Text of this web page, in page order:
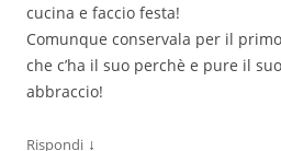
cucina e faccio festa!
Comunque conservala per il
che c’ha il suo perchè e pure il
abbraccio!
Rispondi ↓